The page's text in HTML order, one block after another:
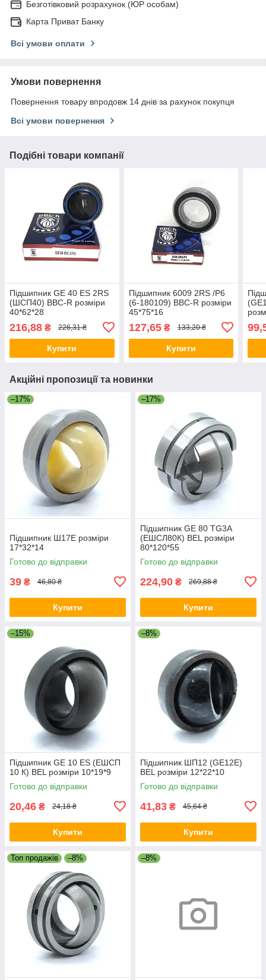
Безготівковий розрахунок (ЮР особам)
Карта Приват Банку
Всі умови оплати
Умови повернення
Повернення товару впродовж 14 днів за рахунок покупця
Всі умови повернення
Подібні товари компанії
Підшипник GE 40 ES 2RS
(ШСП40) BBC-R розміри
40*62*28
216,88 ₴ 226,31 ₴
Купити
Підшипник 6009 2RS /P6
(6-180109) BBC-R розміри
45*75*16
127,65₴ 133,20 ₴
Купити
Акційні пропозиції та новинки
–17%
Підшипник Ш17Е розміри
17*32*14
Готово до відправки
39 ₴ 46,80 ₴
Купити
–17%
Підшипник GE 80 TG3A
(ЕШСЛ80К) BEL розміри
80*120*55
Готово до відправки
224,90 ₴ 269,88 ₴
Купити
–15%
Підшипник GE 10 ES (ЕШСП
10 К) BEL розміри 10*19*9
Готово до відправки
20,46 ₴ 24,18 ₴
Купити
–8%
Підшипник ШП12 (GE12E)
BEL розміри 12*22*10
Готово до відправки
41,83 ₴ 45,64 ₴
Купити
Топ продажів –8% –8%